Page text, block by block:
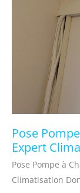
Pose
Expert
Pose Pompe à
Climatisation